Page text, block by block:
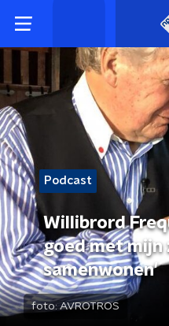
Podcast
Willibrord
goed met mijn
samenwonen'
foto: AVROTROS